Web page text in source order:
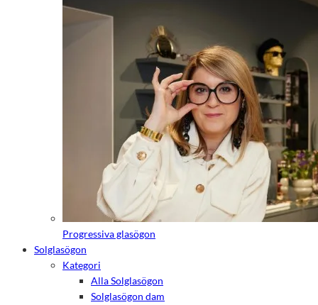
Progressiva glasögon
Solglasögon
Kategori
Alla Solglasögon
Solglasögon dam